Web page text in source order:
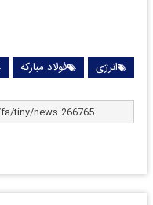
انرژی فولاد مبارکه